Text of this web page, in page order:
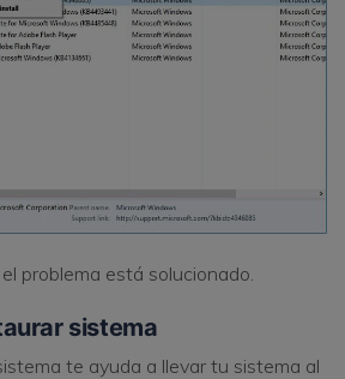
problema está solucionado.
sistema
te ayuda a llevar tu sistema al